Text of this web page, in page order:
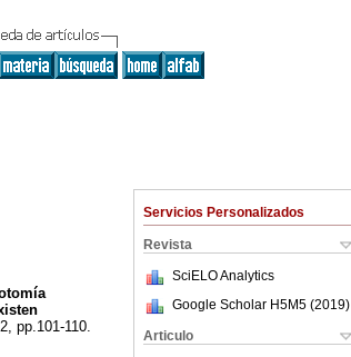
Servicios Personalizados
Revista
SciELO Analytics
Google Scholar H5M5 (2019)
Articulo
pp.101-110.